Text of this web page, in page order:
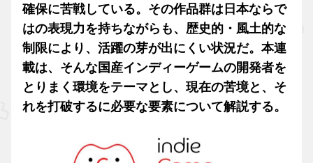
確保に苦戦している。その作品群は日本ならで
はの表現力を持ちながらも、歴史的・風土的な
制限により、活躍の芽が出にくい状況だ。本連
載は、そんな国産インディーゲームの開発者を
とりまく環境をテーマとし、現在の苦境と、そ
れを打破するに必要な要素について解説する。